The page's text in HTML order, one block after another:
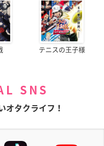
テニスの王子様
SNS
オタクライフ！